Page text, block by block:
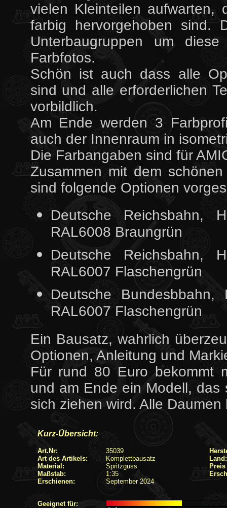
vielen Kleinteilen aufwarten,
farbig hervorgehoben sind.
Unterbaugruppen um
Farbfotos.
Schön ist auch dass alle
sind und alle erforderlichen
vorbildlich.
Am Ende werden 3
auch der Innenraum in
Die Farbangaben sind für
Zusammen mit dem
sind folgende Optionen
Deutsche Reichsbahn,
RAL6008 Braungrün
Deutsche Reichsbahn,
RAL6007 Flaschengrün
Deutsche
RAL6007 Flaschengrün
Ein Bausatz, wahrlich
Optionen, Anleitung und
Für rund 80 Euro bekommt
und am Ende ein Modell,
sich ziehen wird. Alle Daumen
Kurz-Übersicht:
Art.Nr:
Art des Artikels:
Material:
Maßstab:
Erschienen:
35039
Komplettbausatz
Spritzguss
1:35
September 2024
Land:
Preis
Geeignet für: